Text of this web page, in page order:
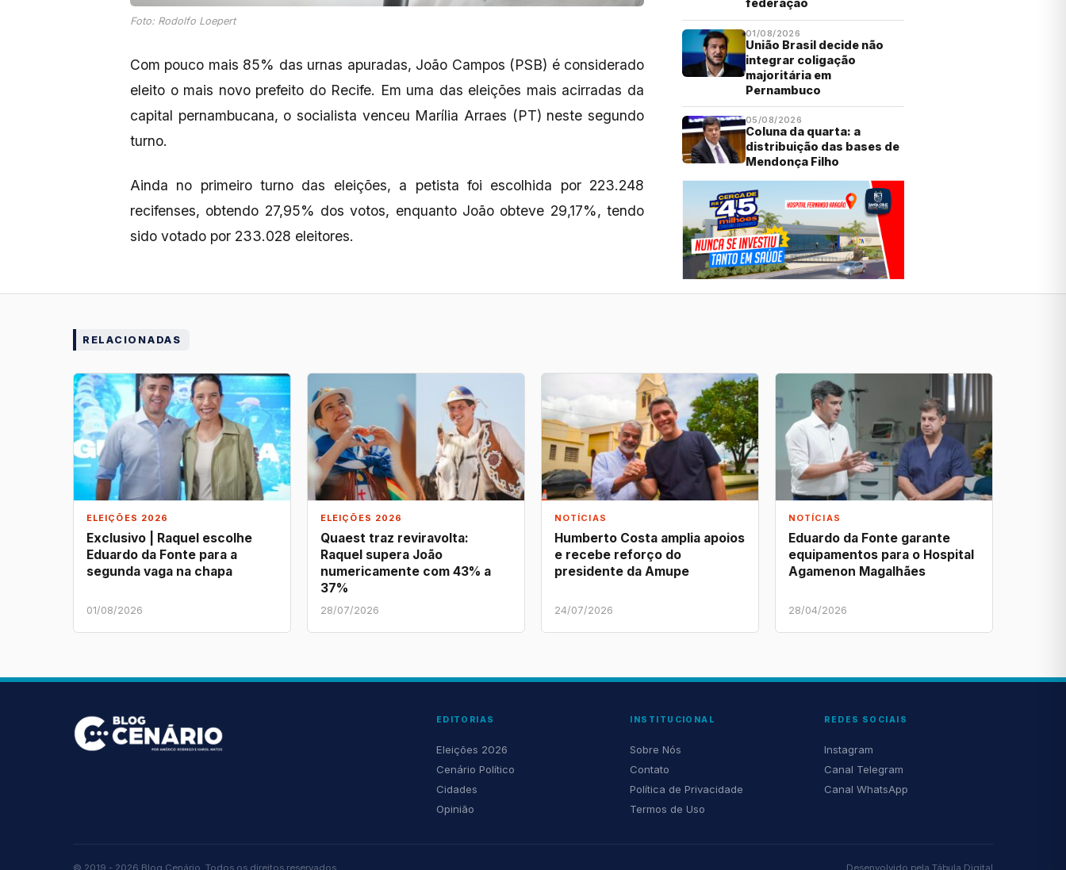
Foto: Rodolfo Loepert
Com pouco mais 85% das urnas apuradas, João Campos (PSB) é considerado
eleito o mais novo prefeito do Recife. Em uma das eleições mais acirradas da
capital pernambucana, o socialista venceu Marília Arraes (PT) neste segundo
turno.
Ainda no primeiro turno das eleições, a petista foi escolhida por 223.248
recifenses, obtendo 27,95% dos votos, enquanto João obteve 29,17%, tendo
sido votado por 233.028 eleitores.
federação
01/08/2026
União Brasil decide não
integrar coligação
majoritária em
Pernambuco
05/08/2026
Coluna da quarta: a
distribuição das bases de
Mendonça Filho
RELACIONADAS
ELEIÇÕES 2026
Exclusivo | Raquel escolhe
Eduardo da Fonte para a
segunda vaga na chapa
01/08/2026
ELEIÇÕES 2026
Quaest traz reviravolta:
Raquel supera João
numericamente com 43% a
37%
28/07/2026
NOTÍCIAS
Humberto Costa amplia apoios
e recebe reforço do
presidente da Amupe
24/07/2026
NOTÍCIAS
Eduardo da Fonte garante
equipamentos para o Hospital
Agamenon Magalhães
28/04/2026
EDITORIAS
Eleições 2026
Cenário Político
Cidades
Opinião
INSTITUCIONAL
Sobre Nós
Contato
Política de Privacidade
Termos de Uso
REDES SOCIAIS
Instagram
Canal Telegram
Canal WhatsApp
© 2019 - 2026 Blog Cenário. Todos os direitos reservados. Desenvolvido pela Tábula Digital